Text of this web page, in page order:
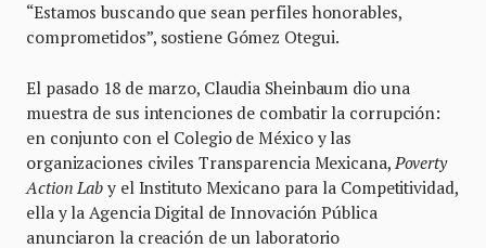
“Estamos buscando que sean perfiles honorables,
comprometidos”, sostiene Gómez Otegui.
El pasado 18 de marzo, Claudia Sheinbaum dio una
muestra de sus intenciones de combatir la corrupción:
en conjunto con el Colegio de México y las
organizaciones civiles Transparencia Mexicana,Poverty
Action Lab y el Instituto Mexicano para la Competitividad,
ella y la Agencia Digital de Innovación Pública
anunciaron la creación de un laboratorio